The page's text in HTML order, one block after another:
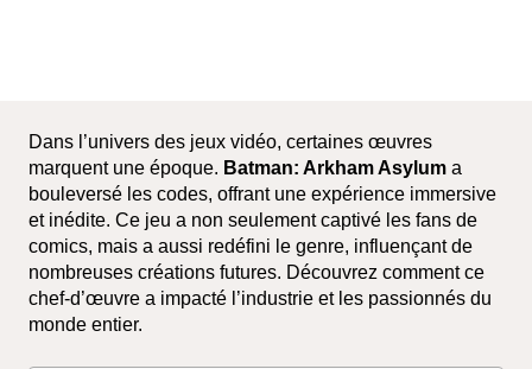
Dans l’univers des jeux vidéo, certaines œuvres
marquent une époque. Batman: Arkham Asylum a
bouleversé les codes, offrant une expérience immersive
et inédite. Ce jeu a non seulement captivé les fans de
comics, mais a aussi redéfini le genre, influençant de
nombreuses créations futures. Découvrez comment ce
chef-d’œuvre a impacté l’industrie et les passionnés du
monde entier.